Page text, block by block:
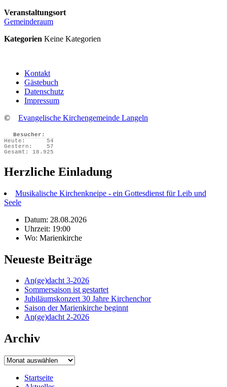
Veranstaltungsort
Gemeinderaum
Kategorien Keine Kategorien
Kontakt
Gästebuch
Datenschutz
Impressum
© Evangelische Kirchengemeinde Langeln
Besucher:
Heute:
54
Gestern:
57
Gesamt:
18.925
Herzliche Einladung
Musikalische Kirchenkneipe - ein Gottesdienst für Leib und
Seele
Datum: 28.08.2026
Uhrzeit: 19:00
Wo: Marienkirche
Neueste Beiträge
An(ge)dacht 3-2026
Sommersaison ist gestartet
Jubiläumskonzert 30 Jahre Kirchenchor
Saison der Marienkirche beginnt
An(ge)dacht 2-2026
Archiv
Archiv
Startseite